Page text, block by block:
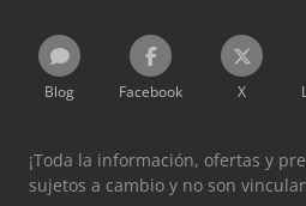
Blog Facebook X
¡Toda la información, ofertas y
sujetos a cambio y no son